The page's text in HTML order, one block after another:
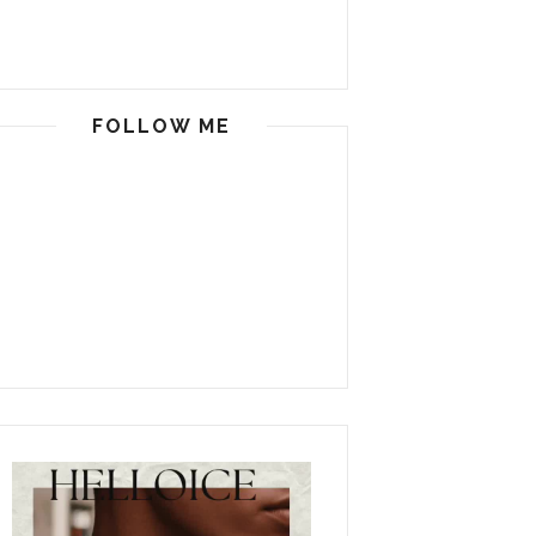
FOLLOW ME